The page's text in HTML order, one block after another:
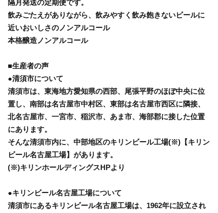
隔月発送の定期便です。
飲みごたえがありながら、飲みやすく飲み飽きないビールに
近いおいしさのノンアルコール
本格醸造ノンアルコール
■生産者の声
●清須市について
清須市は、東海地方愛知県の西部、尾張平野のほぼ中央に位
置し、南部は名古屋市中村区、東部は名古屋市西区に隣接、
北名古屋市、一宮市、稲沢市、あま市、海部郡に接した位置
にあります。
そんな清須市内に、中部地区のキリンビール工場(※)【キリン
ビール名古屋工場】があります。
(※)キリンホールディングスHPより
●キリンビール名古屋工場について
清須市にあるキリンビール名古屋工場は、1962年に設立され